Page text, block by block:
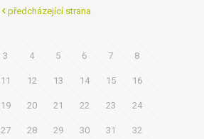
předcházející strana
3 4 5 6 7 8
11 12 13 14 15 16
19 20 21 22 23 24
27 28 29 30 31 32